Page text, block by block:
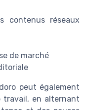
contenus réseaux
de marché
peut également
travail, en alternant